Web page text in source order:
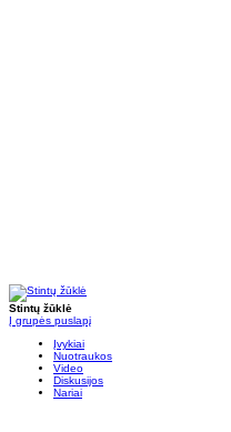
Stintų žūklė
Į grupės puslapį
Įvykiai
Nuotraukos
Video
Diskusijos
Nariai